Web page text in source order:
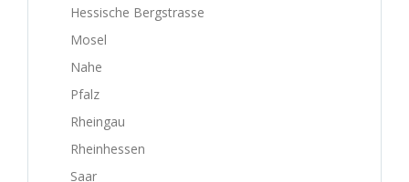
Hessische Bergstrasse
Mosel
Nahe
Pfalz
Rheingau
Rheinhessen
Saar